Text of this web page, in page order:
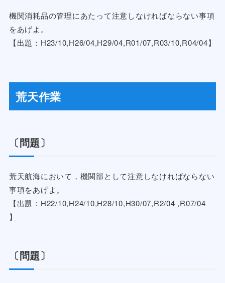
機関消耗品の管理にあたって注意しなければならない事項
をあげよ。
【出題：H23/10,H26/04,H29/04,R01/07,R03/10,R04/04】
荒天作業
〔問題〕
荒天航海において，機関部として注意しなければならない
事項をあげよ。
【出題：H22/10,H24/10,H28/10,H30/07,R2/04 ,R07/04
】
〔問題〕